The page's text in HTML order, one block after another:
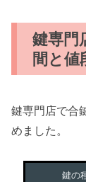
鍵専門
間と値
鍵専門店で合
めました。
鍵の